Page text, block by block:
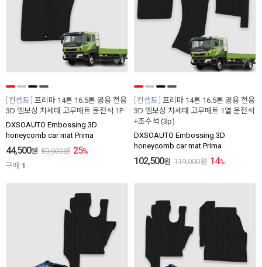
컨셉토 프리마 14톤 16.5톤 공용 전용
3D 엠보싱 차세대 고무매트 운전석 1P
DXSOAUTO Embossing 3D
honeycomb car mat Prima
44,500원 59,000원 25%
구매 1
컨셉토 프리마 14톤 16.5톤 공용 전용
3D 엠보싱 차세대 고무매트 1열 운전석
+조수석 (3p)
DXSOAUTO Embossing 3D
honeycomb car mat Prima
102,500원 119,000원 14%